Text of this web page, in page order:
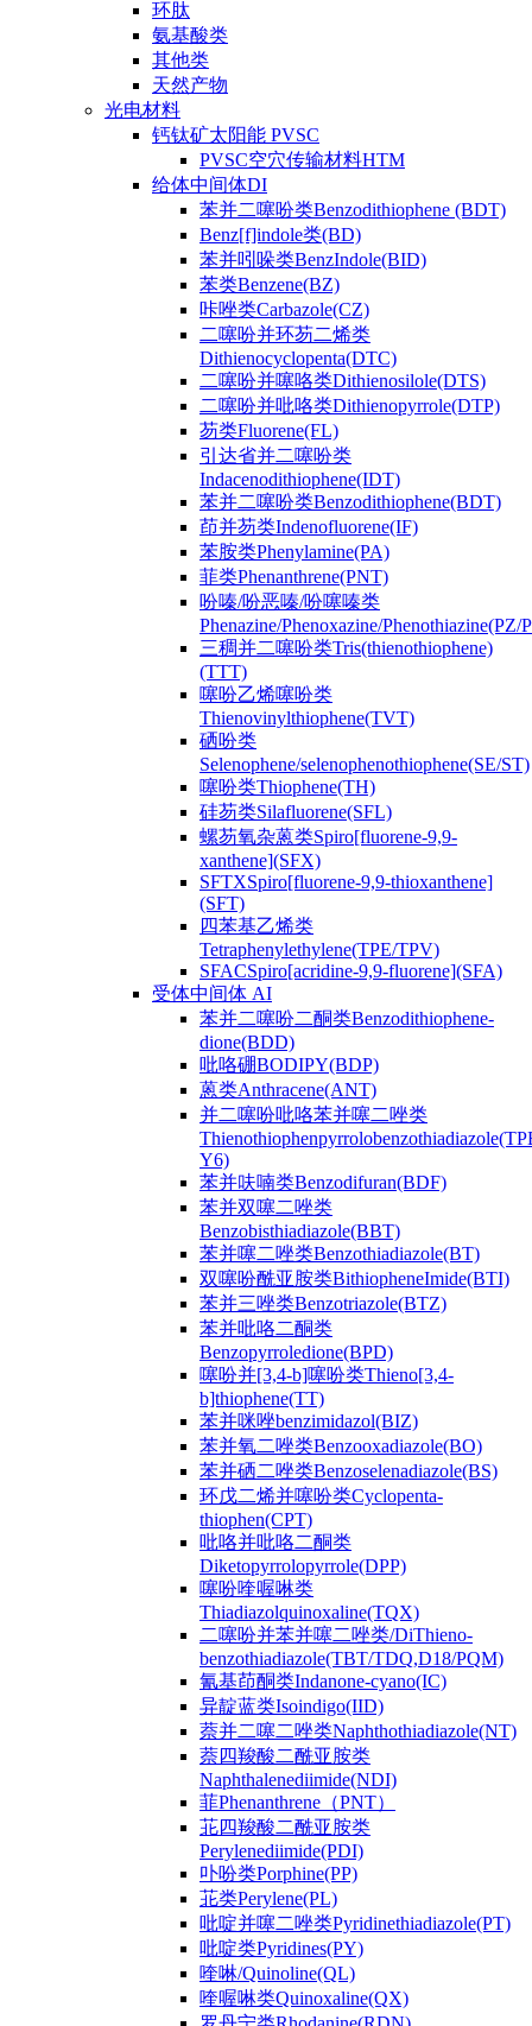
环肽
氨基酸类
其他类
天然产物
光电材料
钙钛矿太阳能 PVSC
PVSC空穴传输材料HTM
给体中间体DI
苯并二噻吩类Benzodithiophene (BDT)
Benz[f]indole类(BD)
苯并吲哚类BenzIndole(BID)
苯类Benzene(BZ)
咔唑类Carbazole(CZ)
二噻吩并环芴二烯类
Dithienocyclopenta(DTC)
二噻吩并噻咯类Dithienosilole(DTS)
二噻吩并吡咯类Dithienopyrrole(DTP)
芴类Fluorene(FL)
引达省并二噻吩类
Indacenodithiophene(IDT)
苯并二噻吩类Benzodithiophene(BDT)
茚并芴类Indenofluorene(IF)
苯胺类Phenylamine(PA)
菲类Phenanthrene(PNT)
吩嗪/吩恶嗪/吩噻嗪类
Phenazine/Phenoxazine/Phenothiazine(PZ/
三稠并二噻吩类Tris(thienothiophene)
(TTT)
噻吩乙烯噻吩类
Thienovinylthiophene(TVT)
硒吩类
Selenophene/selenophenothiophene(SE/ST)
噻吩类Thiophene(TH)
硅芴类Silafluorene(SFL)
螺芴氧杂蒽类Spiro[fluorene-9,9-
xanthene](SFX)
SFTXSpiro[fluorene-9,9-thioxanthene]
(SFT)
四苯基乙烯类
Tetraphenylethylene(TPE/TPV)
SFACSpiro[acridine-9,9-fluorene](SFA)
受体中间体 AI
苯并二噻吩二酮类Benzodithiophene-
dione(BDD)
吡咯硼BODIPY(BDP)
蒽类Anthracene(ANT)
并二噻吩吡咯苯并噻二唑类
Y6)
苯并呋喃类Benzodifuran(BDF)
苯并双噻二唑类
Benzobisthiadiazole(BBT)
苯并噻二唑类Benzothiadiazole(BT)
双噻吩酰亚胺类BithiopheneImide(BTI)
苯并三唑类Benzotriazole(BTZ)
苯并吡咯二酮类
Benzopyrroledione(BPD)
噻吩并[3,4-b]噻吩类Thieno[3,4-
b]thiophene(TT)
苯并咪唑benzimidazol(BIZ)
苯并氧二唑类Benzooxadiazole(BO)
苯并硒二唑类Benzoselenadiazole(BS)
环戊二烯并噻吩类Cyclopenta-
thiophen(CPT)
吡咯并吡咯二酮类
Diketopyrrolopyrrole(DPP)
噻吩喹喔啉类
Thiadiazolquinoxaline(TQX)
二噻吩并苯并噻二唑类/DiThieno-
benzothiadiazole(TBT/TDQ,D18/PQM)
氰基茚酮类Indanone-cyano(IC)
异靛蓝类Isoindigo(IID)
萘并二噻二唑类Naphthothiadiazole(NT)
萘四羧酸二酰亚胺类
Naphthalenediimide(NDI)
菲Phenanthrene（PNT）
苝四羧酸二酰亚胺类
Perylenediimide(PDI)
卟吩类Porphine(PP)
苝类Perylene(PL)
吡啶并噻二唑类Pyridinethiadiazole(PT)
吡啶类Pyridines(PY)
喹啉/Quinoline(QL)
喹喔啉类Quinoxaline(QX)